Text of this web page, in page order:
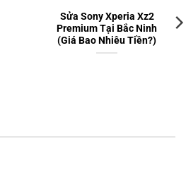
Sửa Sony Xperia Xz2
Premium Tại Bắc Ninh
(Giá Bao Nhiêu Tiền?)